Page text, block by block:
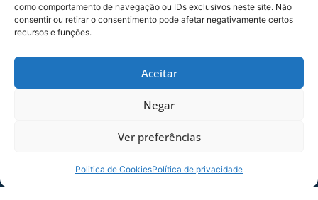
como comportamento de navegação ou IDs exclusivos neste site. Não
consentir ou retirar o consentimento pode afetar negativamente certos
recursos e funções.
Aceitar
Negar
Ver preferências
Politica de CookiesPolítica de privacidade